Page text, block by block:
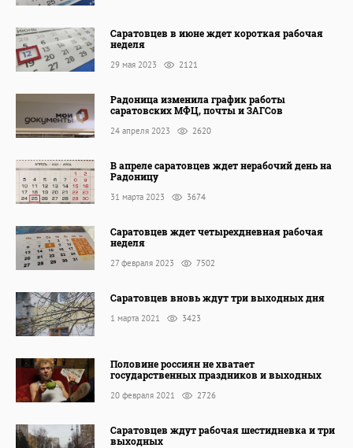
Саратовцев в июне ждет короткая рабочая
неделя
29 мая 2023 2121
Радоница изменила график работы
саратовских МФЦ, почты и ЗАГСов
24 апреля 2023 2620
В апреле саратовцев ждет нерабочий день на
Радоницу
31 марта 2023 3674
Саратовцев ждет четырехдневная рабочая
неделя
27 февраля 2023 7502
Саратовцев вновь ждут три выходных дня
1 марта 2021 3423
Половине россиян не хватает
государственных праздников и выходных
20 февраля 2021 2726
Саратовцев ждут рабочая шестидневка и три
выходных